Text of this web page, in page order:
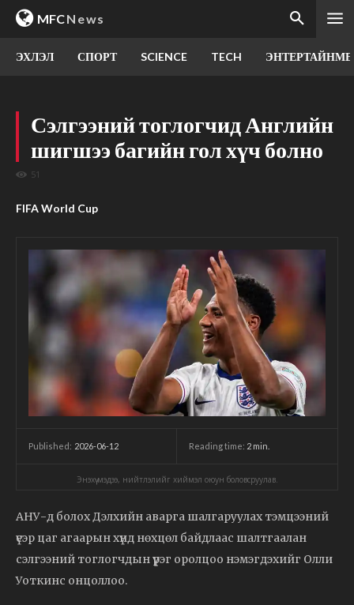
MFCNews
ЭХЛЭЛ СПОРТ SCIENCE TECH
Сэлгээний тоглогчид Английн
шигшээ багийн гол хүч болно
51
FIFA World Cup
Published: 2026-06-12 Reading time: 2 min.
Энэхүү мэдээ, нийтлэлийг хиймэл оюун боловсруулав.
АНУ-д болох Дэлхийн аварга шалгаруулах тэмцээний
үеэр цаг агаарын хүнд нөхцөл байдлаас шалтгаалан
сэлгээний тоглогчдын үүрэг оролцоо нэмэгдэхийг Олли
Уоткинс онцоллоо.